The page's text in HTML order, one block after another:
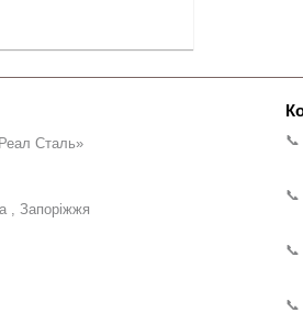
Сталь»
Запоріжжя